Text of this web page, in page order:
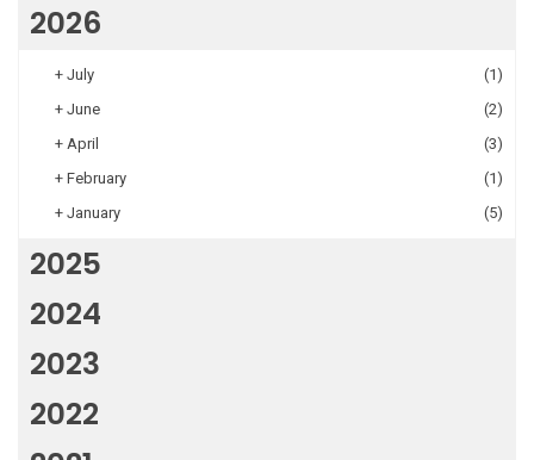
2026
+ July
(1)
+ June
(2)
+ April
(3)
+ February
(1)
+ January (5)
2025
2024
2023
2022